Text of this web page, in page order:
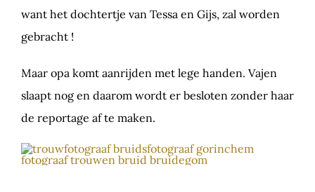
want het dochtertje van Tessa en Gijs, zal worden
gebracht !
Maar opa komt aanrijden met lege handen. Vajen
slaapt nog en daarom wordt er besloten zonder haar
de reportage af te maken.